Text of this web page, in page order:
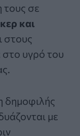
τους σε
και
στους
υγρό του
δημοφιλής
με